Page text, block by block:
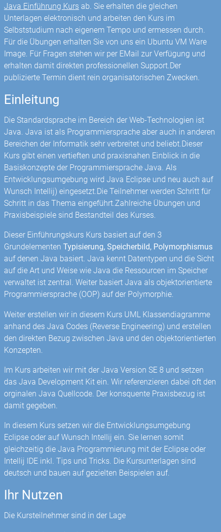
Java Einführung Kurs ab. Sie erhalten die gleichen
Unterlagen elektronisch und arbeiten den Kurs im
Selbststudium nach eigenem Tempo und ermessen durch.
Für die Übungen erhalten Sie von uns ein Ubuntu VM Ware
Image. Für Fragen stehen wir per EMail zur Verfügung und
erhalten damit direkten professionellen Support.Der
publizierte Termin dient rein organisatorischen Zwecken.
Einleitung
Die Standardsprache im Bereich der Web-Technologien ist
Java. Java ist als Programmiersprache aber auch in anderen
Bereichen der Informatik sehr verbreitet und beliebt.Dieser
Kurs gibt einen vertieften und praxisnahen Einblick in die
Basiskonzepte der Programmiersprache Java. Als
Entwicklungsumgebung wird Java Eclipse und neu auch auf
Wunsch Intellij) eingesetzt.Die Teilnehmer werden Schritt für
Schritt in das Thema eingeführt.Zahlreiche Übungen und
Praxisbeispiele sind Bestandteil des Kurses.
Dieser Einführungskurs Kurs basiert auf den 3
GrundelementenTypisierung, Speicherbild, Polymorphismus
auf denen Java basiert. Java kennt Datentypen und die Sicht
auf die Art und Weise wie Java die Ressourcen im Speicher
verwaltet ist zentral. Weiter basiert Java als objektorientierte
Programmiersprache (OOP) auf der Polymorphie.
Weiter erstellen wir in diesem Kurs UML Klassendiagramme
anhand des Java Codes (Reverse Engineering) und erstellen
den direkten Bezug zwischen Java und den objektorientierten
Konzepten.
Im Kurs arbeiten wir mit der Java Version SE 8 und setzen
das Java Development Kit ein. Wir referenzieren dabei oft den
orginalen Java Quellcode. Der konsquente Praxisbezug ist
damit gegeben.
In diesem Kurs setzen wir die Entwicklungsumgebung
Eclipse oder auf Wunsch Intellij ein. Sie lernen somit
gleichzeitig die Java Programmierung mit der Eclipse oder
Intellij IDE inkl. Tips und Tricks. Die Kursunterlagen sind
deutsch und bauen auf gezielten Beispielen auf.
Ihr Nutzen
Die Kursteilnehmer sind in der Lage